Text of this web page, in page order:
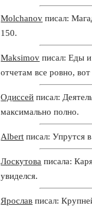
Molchanov писал:
150.
Maksimov писал: Еды
отчетам все ровно,
Одиссей писал:
максимально полно.
Albert писал: Упрутся
Лоскутова писала:
увиделся.
Ярослав писал: